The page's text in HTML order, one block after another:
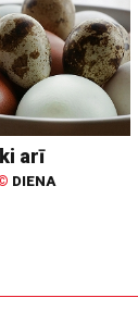
arī
DIENA